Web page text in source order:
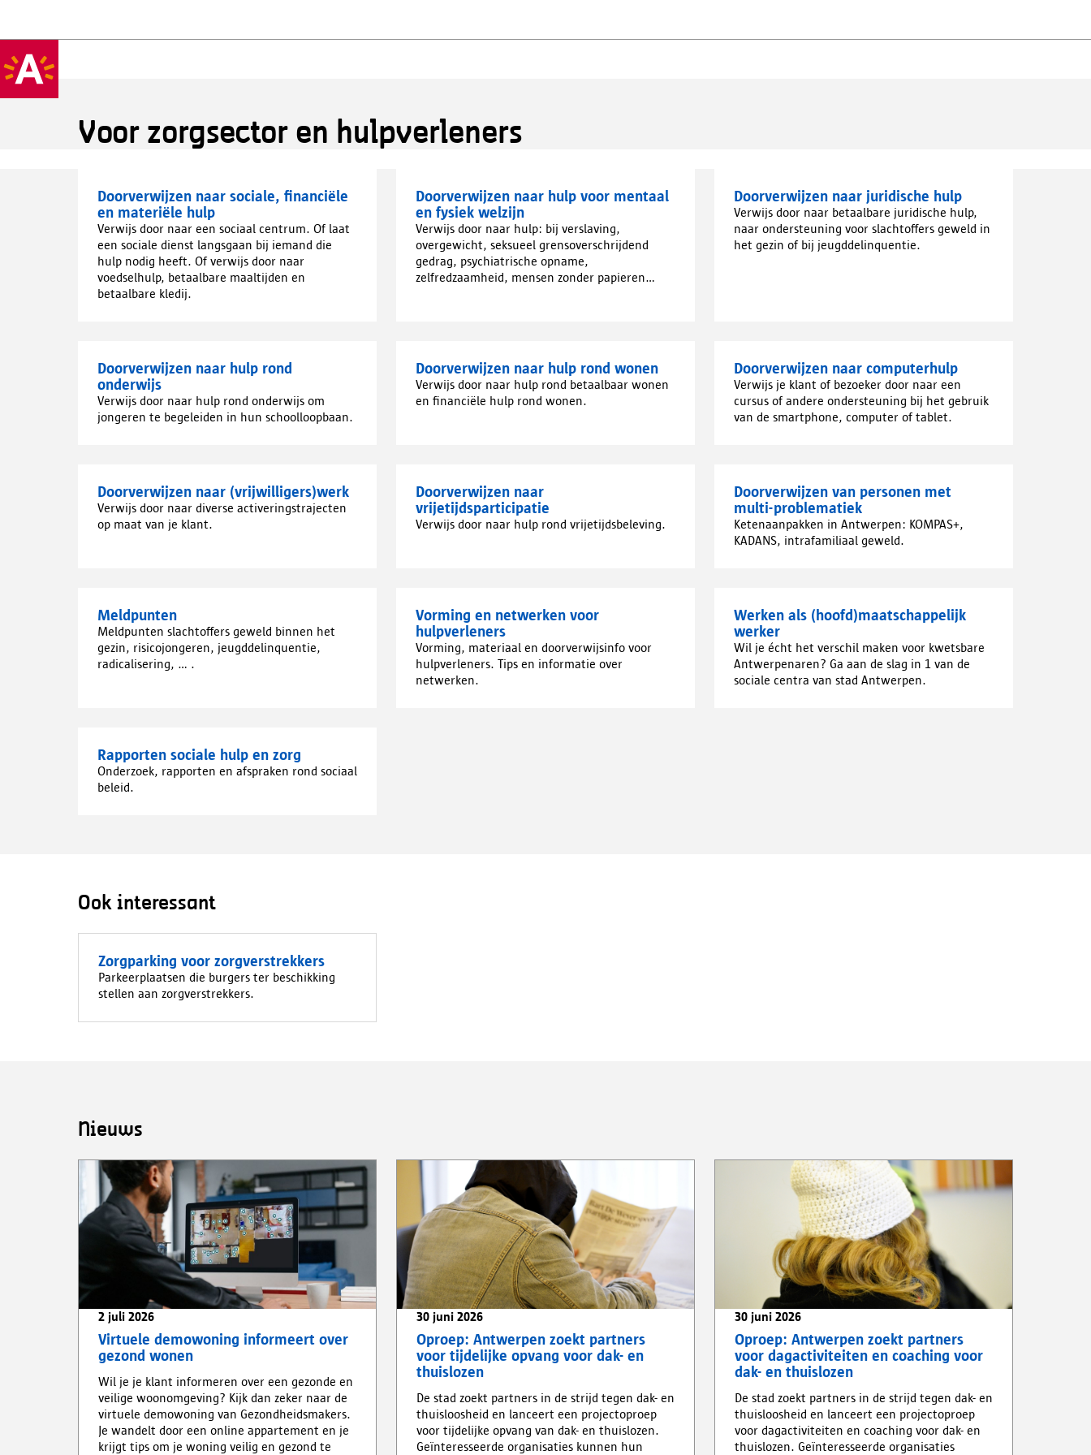
Voor zorgsector en hulpverleners
Doorverwijzen naar sociale, financiële
en materiële hulp
Verwijs door naar een sociaal centrum. Of laat
een sociale dienst langsgaan bij iemand die
hulp nodig heeft. Of verwijs door naar
voedselhulp, betaalbare maaltijden en
betaalbare kledij.
Doorverwijzen naar hulp voor mentaal
en fysiek welzijn
Verwijs door naar hulp: bij verslaving,
overgewicht, seksueel grensoverschrijdend
gedrag, psychiatrische opname,
zelfredzaamheid, mensen zonder papieren...
Doorverwijzen naar juridische hulp
Verwijs door naar betaalbare juridische hulp,
naar ondersteuning voor slachtoffers geweld in
het gezin of bij jeugddelinquentie.
Doorverwijzen naar hulp rond
onderwijs
Verwijs door naar hulp rond onderwijs om
jongeren te begeleiden in hun schoolloopbaan.
Doorverwijzen naar hulp rond wonen
Verwijs door naar hulp rond betaalbaar wonen
en financiële hulp rond wonen.
Doorverwijzen naar computerhulp
Verwijs je klant of bezoeker door naar een
cursus of andere ondersteuning bij het gebruik
van de smartphone, computer of tablet.
Doorverwijzen naar (vrijwilligers)werk
Verwijs door naar diverse activeringstrajecten
op maat van je klant.
Doorverwijzen naar
vrijetijdsparticipatie
Verwijs door naar hulp rond vrijetijdsbeleving.
Doorverwijzen van personen met
multi-problematiek
Ketenaanpakken in Antwerpen: KOMPAS+,
KADANS, intrafamiliaal geweld.
Meldpunten
Meldpunten slachtoffers geweld binnen het
gezin, risicojongeren, jeugddelinquentie,
radicalisering, ... .
Vorming en netwerken voor
hulpverleners
Vorming, materiaal en doorverwijsinfo voor
hulpverleners. Tips en informatie over
netwerken.
Werken als (hoofd)maatschappelijk
werker
Wil je écht het verschil maken voor kwetsbare
Antwerpenaren? Ga aan de slag in 1 van de
sociale centra van stad Antwerpen.
Rapporten sociale hulp en zorg
Onderzoek, rapporten en afspraken rond sociaal
beleid.
Ook interessant
Zorgparking voor zorgverstrekkers
Parkeerplaatsen die burgers ter beschikking
stellen aan zorgverstrekkers.
Nieuws
2 juli 2026
Virtuele demowoning informeert over
gezond wonen
Wil je je klant informeren over een gezonde en
veilige woonomgeving? Kijk dan zeker naar de
virtuele demowoning van Gezondheidsmakers.
Je wandelt door een online appartement en je
krijgt tips om je woning veilig en gezond te
30 juni 2026
Oproep: Antwerpen zoekt partners
voor tijdelijke opvang voor dak- en
thuislozen
De stad zoekt partners in de strijd tegen dak- en
thuisloosheid en lanceert een projectoproep
voor tijdelijke opvang van dak- en thuislozen.
Geïnteresseerde organisaties kunnen hun
30 juni 2026
Oproep: Antwerpen zoekt partners
voor dagactiviteiten en coaching voor
dak- en thuislozen
De stad zoekt partners in de strijd tegen dak- en
thuisloosheid en lanceert een projectoproep
voor dagactiviteiten en coaching voor dak- en
thuislozen. Geïnteresseerde organisaties